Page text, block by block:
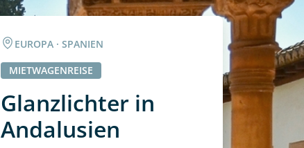
EUROPA · SPANIEN
MIETWAGENREISE
Glanzlichter in
Andalusien